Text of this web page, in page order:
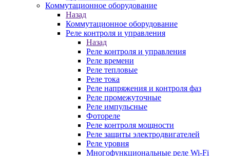
Коммутационное оборудование
Назад
Коммутационное оборудование
Реле контроля и управления
Назад
Реле контроля и управления
Реле времени
Реле тепловые
Реле тока
Реле напряжения и контроля фаз
Реле промежуточные
Реле импульсные
Фотореле
Реле контроля мощности
Реле защиты электродвигателей
Реле уровня
Многофункциональные реле Wi-Fi